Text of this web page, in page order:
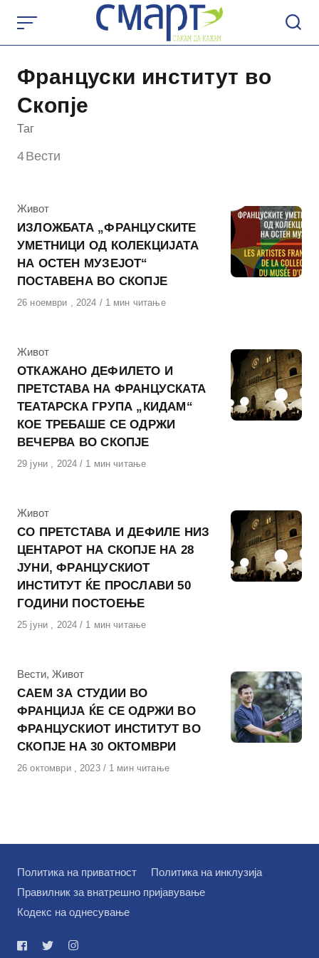
content
Француски институт во
Скопје
Таг
4Вести
КАтегорија
Живот
ИЗЛОЖБАТА „ФРАНЦУСКИТЕ
УМЕТНИЦИ ОД КОЛЕКЦИЈАТА
НА ОСТЕН МУЗЕЈОТ“
ПОСТАВЕНА ВО СКОПЈЕ
Објавено
26 ноември , 2024 1 мин читање
КАтегорија
Живот
ОТКАЖАНО ДЕФИЛЕТО И
ПРЕТСТАВА НА ФРАНЦУСКАТА
ТЕАТАРСКА ГРУПА „КИДАМ“
КОЕ ТРЕБАШЕ СЕ ОДРЖИ
ВЕЧЕРВА ВО СКОПЈЕ
Објавено
29 јуни , 2024 1 мин читање
КАтегорија
Живот
СО ПРЕТСТАВА И ДЕФИЛЕ НИЗ
ЦЕНТАРОТ НА СКОПЈЕ НА 28
ЈУНИ, ФРАНЦУСКИОТ
ИНСТИТУТ ЌЕ ПРОСЛАВИ 50
ГОДИНИ ПОСТОЕЊЕ
Објавено
25 јуни , 2024 1 мин читање
КАтегорија
Вести, Живот
САЕМ ЗА СТУДИИ ВО
ФРАНЦИЈА ЌЕ СЕ ОДРЖИ ВО
ФРАНЦУСКИОТ ИНСТИТУТ ВО
СКОПЈЕ НА 30 ОКТОМВРИ
Објавено
26 октомври , 2023 1 мин читање
Политика на приватност
Политика на инклузија
Правилник за внатрешно пријавување
Кодекс на однесување